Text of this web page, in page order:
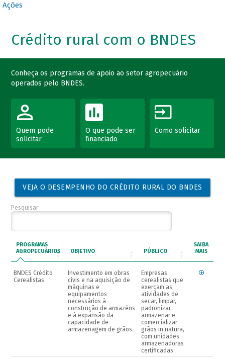
Ações
Crédito rural com o BNDES
Conheça os programas de apoio ao setor agropecuário
operados pelo BNDES.
Quem pode
solicitar
O que pode ser
financiado
Como solicitar
VEJA O DESEMPENHO DO CRÉDITO RURAL DO BNDES
Pesquisar
PROGRAMAS
AGROPECUÁRIOS
OBJETIVO PÚBLICO
SAIBA
MAIS
BNDES Crédito
Cerealistas
Investimento em obras
civis e na aquisição de
máquinas e
equipamentos
necessários à
construção de armazéns
e à expansão da
capacidade de
armazenagem de grãos.
Empresas
cerealistas que
exerçam as
atividades de
secar, limpar,
padronizar,
armazenar e
comercializar
grãos in natura,
com unidades
armazenadoras
certificadas